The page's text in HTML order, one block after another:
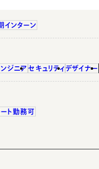
インターン
ジニア セキュリティ デザイナー
ート勤務可